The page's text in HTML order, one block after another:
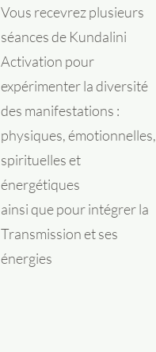
Vous recevrez plusieurs
séances de Kundalini
Activation pour
expérimenter la diversité
des manifestations :
physiques, émotionnelles,
spirituelles et
énergétiques
ainsi que pour intégrer la
Transmission et ses
énergies